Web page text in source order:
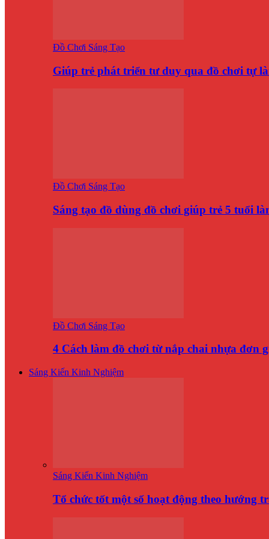
Đồ Chơi Sáng Tạo
Giúp trẻ phát triển tư duy qua đồ chơi tự
Đồ Chơi Sáng Tạo
Sáng tạo đồ dùng đồ chơi giúp trẻ 5 tuổi
Đồ Chơi Sáng Tạo
4 Cách làm đồ chơi từ nắp chai nhựa đơn
Sáng Kiến Kinh Nghiệm
Sáng Kiến Kinh Nghiệm
Tổ chức tốt một số hoạt động theo hướng